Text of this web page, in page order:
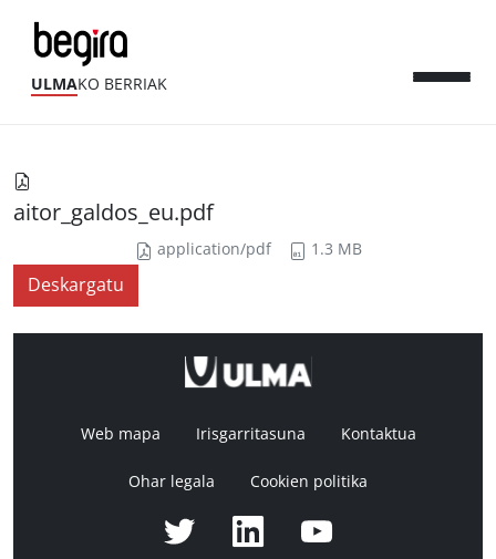
ULMAKO BERRIAK
aitor_galdos_eu.pdf
application/pdf 1.3 MB
Deskargatu
Web mapa Irisgarritasuna Kontaktua
Ohar legala Cookien politika